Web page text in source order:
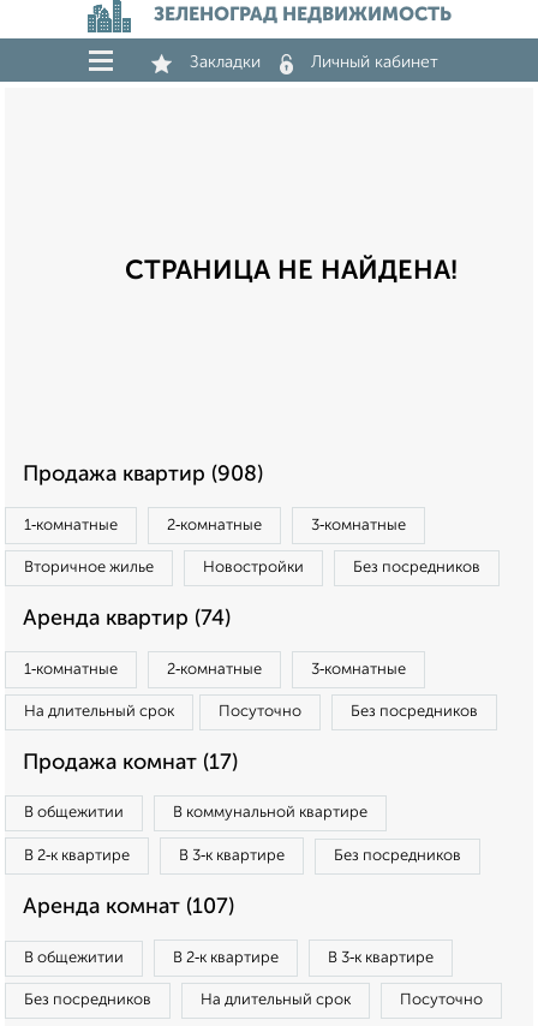
ЗЕЛЕНОГРАД НЕДВИЖИМОСТЬ
Закладки Личный кабинет
СТРАНИЦА НЕ НАЙДЕНА!
Продажа квартир (908)
1‑комнатные 2‑комнатные 3‑комнатные
Вторичное жилье Новостройки Без посредников
Аренда квартир (74)
1‑комнатные 2‑комнатные 3‑комнатные
На длительный срок Посуточно Без посредников
Продажа комнат (17)
В общежитии В коммунальной квартире
В 2‑к квартире В 3‑к квартире Без посредников
Аренда комнат (107)
В общежитии В 2‑к квартире В 3‑к квартире
Без посредников На длительный срок Посуточно